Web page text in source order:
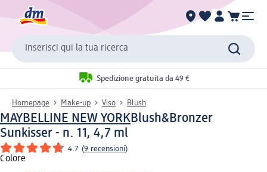
Inserisci qui la tua ricerca
Spedizione gratuita da 49 €
Homepage Make-up Viso Blush
MAYBELLINE NEW YORKBlush&Bronzer
Sunkisser - n. 11, 4,7 ml
4.7 (9 recensioni)
Colore